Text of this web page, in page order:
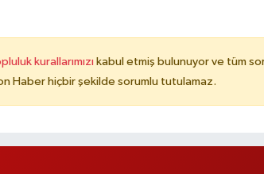
kurallarımızı kabul etmiş bulunuyor ve tüm
Haber hiçbir şekilde sorumlu tutulamaz.